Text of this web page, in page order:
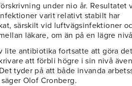
under nio år. Resultatet
varit relativt stabilt har
särskilt vid luftvägsinfektioner
läkare, om än på en lägre
lite antibiotika fortsatte att göra
att förbli högre i sin nivå
tyder på att både invanda
Olof Cronberg.